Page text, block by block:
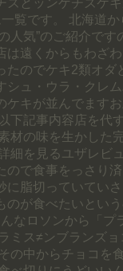
ズとッンゲチズケ
覧です。 北海道
人気”のご紹介です
は遠くからもわざ
たのでケキ2類オダ
シュ・ウラ・クレ
ケキが並んでます
下記事内容店を代
材の味を生かした
細を見るユザレビ
ので食事をっさり
に脂切っていてい
のが食べたいとい
なロソンから「プ
ミス≠ンブランズ
の中からチョコを